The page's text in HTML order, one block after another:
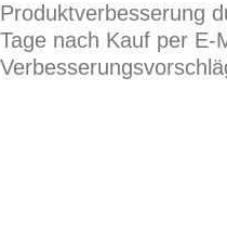
Produktverbesserung
Tage nach Kauf per E-